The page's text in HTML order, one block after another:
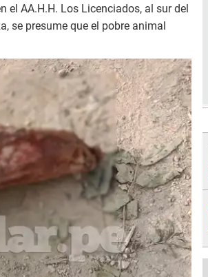
el AA.H.H. Los Licenciados, al sur del
se presume que el pobre animal